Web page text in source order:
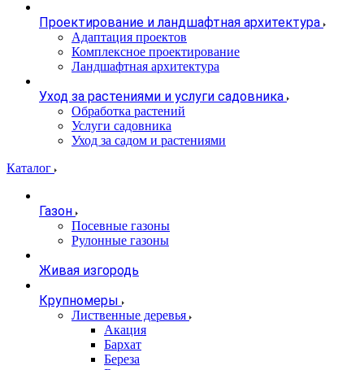
Проектирование и ландшафтная архитектура
Адаптация проектов
Комплексное проектирование
Ландшафтная архитектура
Уход за растениями и услуги садовника
Обработка растений
Услуги садовника
Уход за садом и растениями
Каталог
Газон
Посевные газоны
Рулонные газоны
Живая изгородь
Крупномеры
Лиственные деревья
Акация
Бархат
Береза